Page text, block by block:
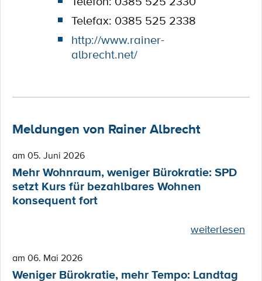
Telefax: 0385 525 2338
http://www.rainer-
albrecht.net/
Meldungen von Rainer Albrecht
am 05. Juni 2026
Mehr Wohnraum, weniger Bürokratie: SPD
setzt Kurs für bezahlbares Wohnen
konsequent fort
weiterlesen
am 06. Mai 2026
Weniger Bürokratie, mehr Tempo: Landtag